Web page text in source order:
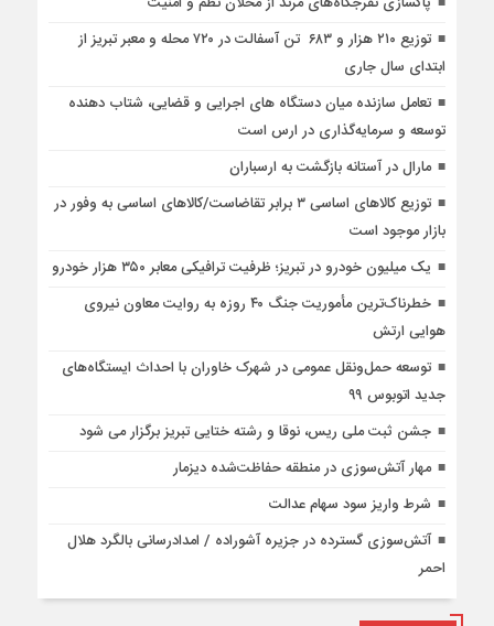
توزیع ۲۱۰ هزار و ۶۸۳ تن آسفالت در ۷۲۰ محله و معبر تبریز از
ابتدای سال جاری
تعامل سازنده میان دستگاه‌ های اجرایی و قضایی، شتاب‌ دهنده
توسعه و سرمایه‌گذاری در ارس است
مارال در آستانه بازگشت به ارسباران
توزیع کالاهای اساسی ۳ برابر تقاضاست/کالاهای اساسی به وفور در
بازار موجود است
یک میلیون خودرو در تبریز؛ ظرفیت ترافیکی معابر ۳۵۰ هزار خودرو
خطرناک‌ترین مأموریت جنگ ۴۰ روزه به روایت معاون نیروی
هوایی ارتش
توسعه حمل‌ونقل عمومی در شهرک خاوران با احداث ایستگاه‌های
جدید اتوبوس ۹۹
جشن ثبت ملی ریس، نوقا و رشته ختایی تبریز برگزار می شود
مهار آتش‌سوزی در منطقه حفاظت‌شده دیزمار
شرط واریز سود سهام عدالت
آتش‌سوزی گسترده در جزیره آشوراده / امدادرسانی بالگرد هلال
احمر